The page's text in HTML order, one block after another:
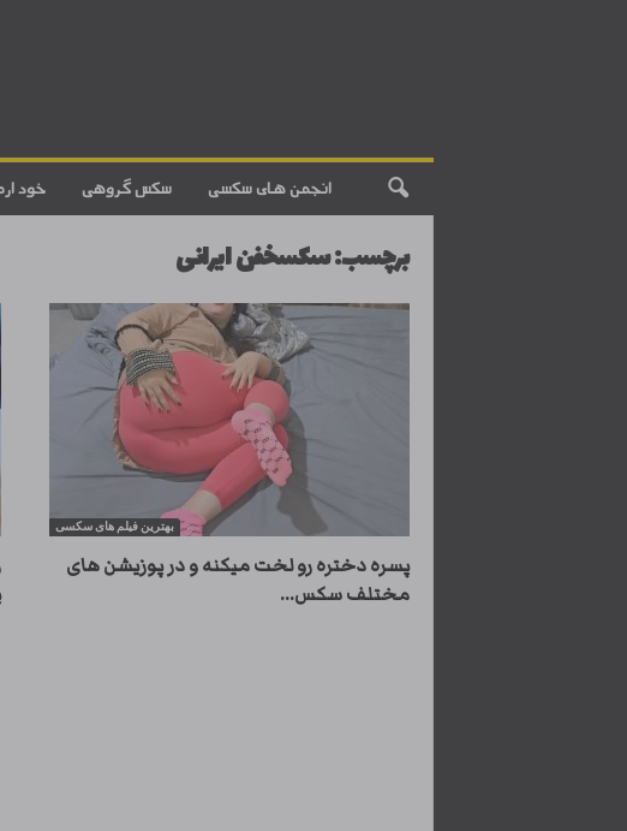
خود سکس گروهی انجمن های سکسی
برچسب: سکسخفن ایرانی
بهترین فیلم های سکسی
پسره دختره رو لخت میکنه و در پوزیشن های
مختلف سکس...